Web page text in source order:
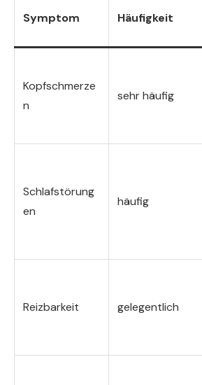
Symptom Häufigkeit
Kopfschmerze
n
sehr häufig
Schlafstörung
en
häufig
Reizbarkeit gelegentlich